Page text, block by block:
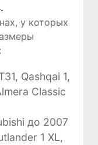
у которых
Qashqai 1,
Classic
до 2007
1 XL,